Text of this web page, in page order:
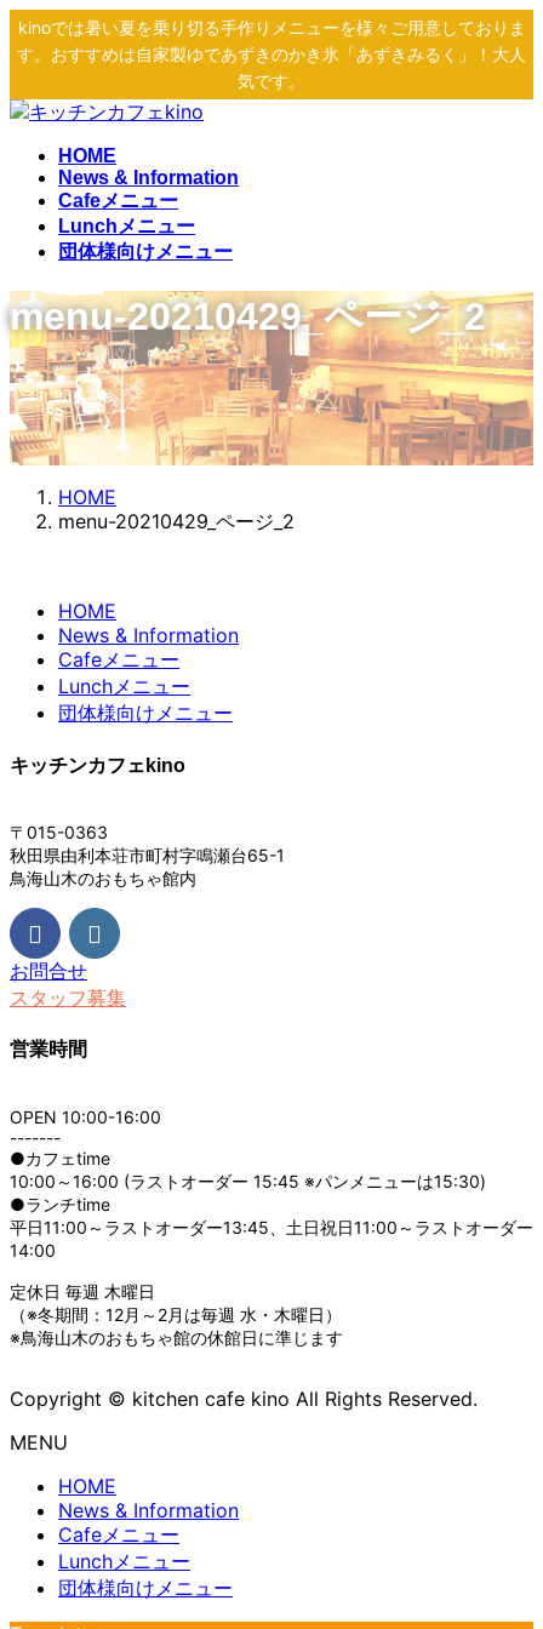
コ
ン
ン
ナ
ビ
ー
kinoでは暑い夏を乗り切る手作りメニューを様々ご用意しておりま
す。おすすめは自家製ゆであずきのかき氷「あずきみるく」！大人
気です。
HOME
News & Information
Cafeメニュー
Lunchメニュー
団体様向けメニュー
menu-20210429_ページ_2
HOME
menu-20210429_ページ_2
HOME
News & Information
Cafeメニュー
Lunchメニュー
団体様向けメニュー
キッチンカフェkino
〒015-0363
秋田県由利本荘市町村字鳴瀬台65-1
鳥海山木のおもちゃ館内
お問合せ
スタッフ募集
営業時間
OPEN 10:00-16:00
-------
●カフェtime
10:00～16:00 (ラストオーダー 15:45 ※パンメニューは15:30)
●ランチtime
平日11:00～ラストオーダー13:45、土日祝日11:00～ラストオーダー
14:00
定休日 毎週 木曜日
（※冬期間：12月～2月は毎週 水・木曜日）
※鳥海山木のおもちゃ館の休館日に準じます
Copyright © kitchen cafe kino All Rights Reserved.
MENU
HOME
News & Information
Cafeメニュー
Lunchメニュー
団体様向けメニュー